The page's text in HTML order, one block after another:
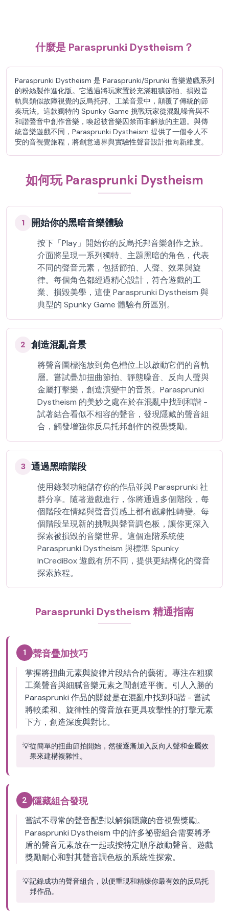
什麼是 Parasprunki Dystheism？
Parasprunki Dystheism 是 Parasprunki/Sprunki 音樂遊戲系列
的粉絲製作進化版。它透過將玩家置於充滿粗獷節拍、損毀音
軌與類似故障視覺的反烏托邦、工業音景中，顛覆了傳統的節
奏玩法。這款獨特的 Spunky Game 挑戰玩家從混亂噪音與不
和諧聲音中創作音樂，喚起被音樂囚禁而非解放的主題。與傳
統音樂遊戲不同，Parasprunki Dystheism 提供了一個令人不
安的音視覺旅程，將創意邊界與實驗性聲音設計推向新維度。
如何玩 Parasprunki Dystheism
1 開始你的黑暗音樂體驗
按下「Play」開始你的反烏托邦音樂創作之旅。
介面將呈現一系列獨特、主題黑暗的角色，代表
不同的聲音元素，包括節拍、人聲、效果與旋
律。每個角色都經過精心設計，符合遊戲的工
業、損毀美學，這使 Parasprunki Dystheism 與
典型的 Spunky Game 體驗有所區別。
2 創造混亂音景
將聲音圖標拖放到角色槽位上以啟動它們的音軌
層。嘗試疊加扭曲節拍、靜態噪音、反向人聲與
金屬打擊樂，創造演變中的音景。Parasprunki
Dystheism 的美妙之處在於在混亂中找到和諧 -
試著結合看似不相容的聲音，發現隱藏的聲音組
合，觸發增強你反烏托邦創作的視覺獎勵。
3 通過黑暗階段
使用錄製功能儲存你的作品並與 Parasprunki 社
群分享。隨著遊戲進行，你將通過多個階段，每
個階段在情緒與聲音質感上都有戲劇性轉變。每
個階段呈現新的挑戰與聲音調色板，讓你更深入
探索被損毀的音樂世界。這個進階系統使
Parasprunki Dystheism 與標準 Spunky
InCrediBox 遊戲有所不同，提供更結構化的聲音
探索旅程。
Parasprunki Dystheism 精通指南
1 聲音疊加技巧
掌握將扭曲元素與旋律片段結合的藝術。專注在粗獷
工業聲音與細膩音樂元素之間創造平衡。引人入勝的
Parasprunki 作品的關鍵是在混亂中找到和諧 - 嘗試
將較柔和、旋律性的聲音放在更具攻擊性的打擊元素
下方，創造深度與對比。
💡從簡單的扭曲節拍開始，然後逐漸加入反向人聲和金屬效
果來建構複雜性。
2 隱藏組合發現
嘗試不尋常的聲音配對以解鎖隱藏的音視覺獎勵。
Parasprunki Dystheism 中的許多祕密組合需要將矛
盾的聲音元素放在一起或按特定順序啟動聲音。遊戲
獎勵耐心和對其聲音調色板的系統性探索。
💡記錄成功的聲音組合，以便重現和精煉你最有效的反烏托
邦作品。